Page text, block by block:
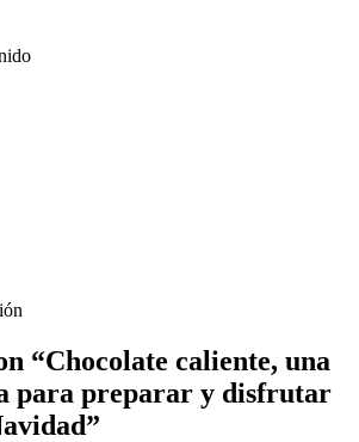
“Chocolate caliente, una
para preparar y disfrutar
”